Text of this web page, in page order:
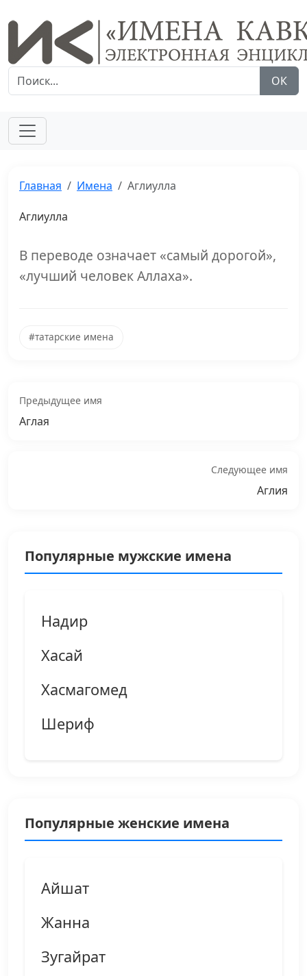
ОК
Главная Имена Аглиулла
Аглиулла
В переводе означает «самый дорогой»,
«лучший человек Аллаха».
#татарские имена
Предыдущее имя
Аглая
Следующее имя
Аглия
Популярные мужские имена
Надир
Хасай
Хасмагомед
Шериф
Популярные женские имена
Айшат
Жанна
Зугайрат